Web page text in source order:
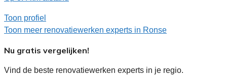
Toon profiel
Toon meer renovatiewerken experts in Ronse
Nu gratis vergelijken!
Vind de beste renovatiewerken experts in je regio.